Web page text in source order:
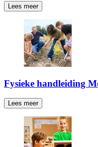
Lees meer
Fysieke handleiding
Lees meer